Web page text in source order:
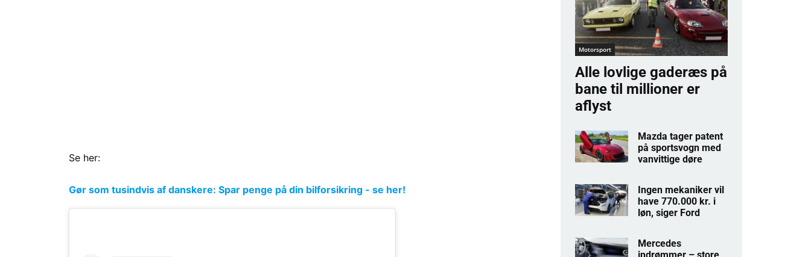
Se her:
Gør som tusindvis af danskere: Spar penge på din bilforsikring - se her!
Motorsport
Alle lovlige gaderæs på
bane til millioner er
aflyst
Mazda tager patent
på sportsvogn med
vanvittige døre
Ingen mekaniker vil
have 770.000 kr. i
løn, siger Ford
Mercedes